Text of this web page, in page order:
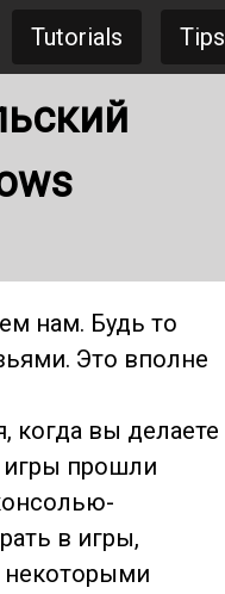
Tutorials Tips
нам. Будь то
Это вполне
когда вы делаете
игры прошли
в игры,
некоторыми